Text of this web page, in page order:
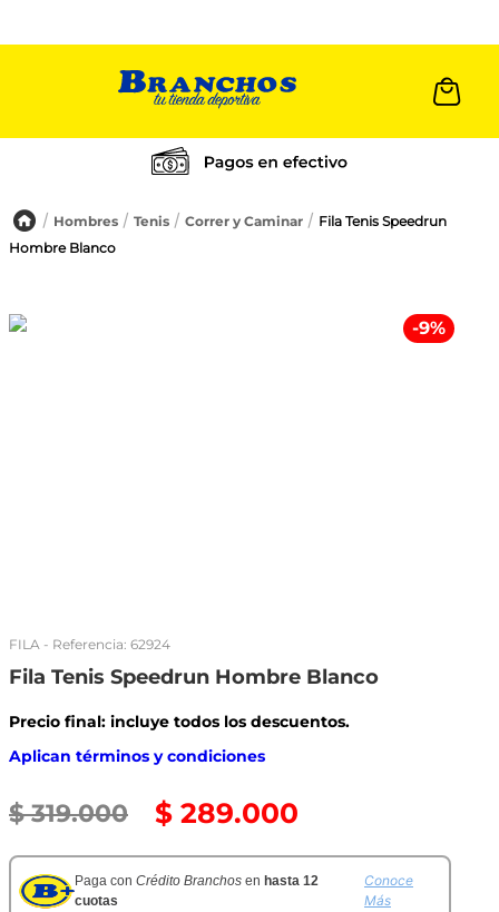
Hombres Tenis Correr y Caminar
Fila Tenis Speedrun
Hombre Blanco
-9%
FILA - Referencia: 62924
Fila Tenis Speedrun Hombre Blanco
Precio final: incluye todos los descuentos.
Aplican términos y condiciones
$ 319.000 $ 289.000
Paga con Crédito Branchos en hasta 12
cuotas
Conoce
Más